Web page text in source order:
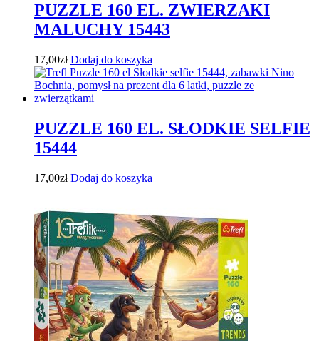
PUZZLE 160 EL. ZWIERZAKI
MALUCHY 15443
17,00zł Dodaj do koszyka
PUZZLE 160 EL. SŁODKIE SELFIE
15444
17,00zł Dodaj do koszyka